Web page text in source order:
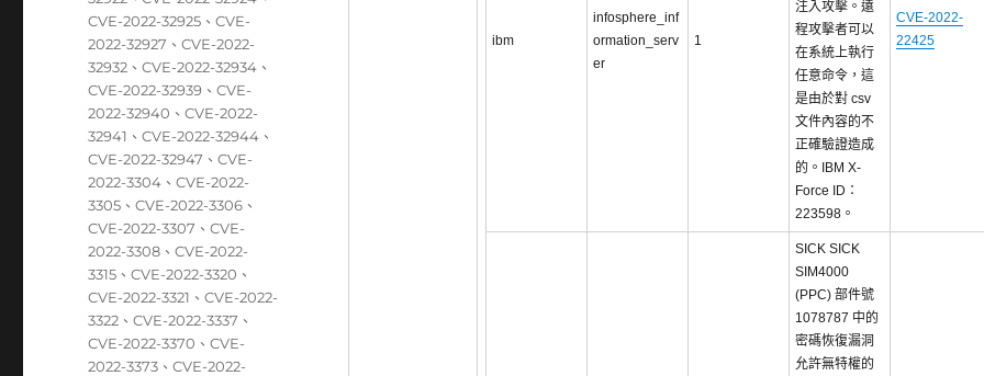
ibm
infosphere_inf
ormation_serv
er
1
注入攻擊。遠
程攻擊者可以
在系統上執行
任意命令，這
是由於對 csv
文件內容的不
正確驗證造成
的。IBM X-
Force ID：
223598。
CVE-2022-
22425
SICK SICK
SIM4000
(PPC) 部件號
1078787 中的
密碼恢復漏洞
允許無特權的
CVE-2022-32925 、CVE-
2022-32927 、CVE-2022-
32932 、CVE-2022-32934 、
CVE-2022-32939 、CVE-
2022-32940 、CVE-2022-
32941 、CVE-2022-32944 、
CVE-2022-32947 、CVE-
2022-3304 、CVE-2022-
3305 、CVE-2022-3306 、
CVE-2022-3307 、CVE-
2022-3308 、CVE-2022-
3315 、CVE-2022-3320 、
CVE-2022-3321 、CVE-2022-
3322 、CVE-2022-3337 、
CVE-2022-3370 、CVE-
2022-3373 、CVE-2022-